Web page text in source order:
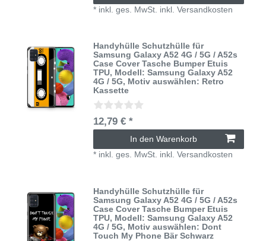
* inkl. ges. MwSt. inkl.Versandkosten
Handyhülle Schutzhülle für
Samsung Galaxy A52 4G / 5G / A52s
Case Cover Tasche Bumper Etuis
TPU, Modell: Samsung Galaxy A52
4G / 5G, Motiv auswählen: Retro
Kassette
12,79 € *
In den Warenkorb
* inkl. ges. MwSt. inkl.Versandkosten
Handyhülle Schutzhülle für
Samsung Galaxy A52 4G / 5G / A52s
Case Cover Tasche Bumper Etuis
TPU, Modell: Samsung Galaxy A52
4G / 5G, Motiv auswählen: Dont
Touch My Phone Bär Schwarz